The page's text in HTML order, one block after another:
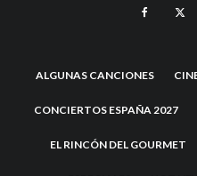
ALGUNAS CANCIONES
CONCIERTOS ESPAÑA 2027
EL RINCÓN DEL GOURMET